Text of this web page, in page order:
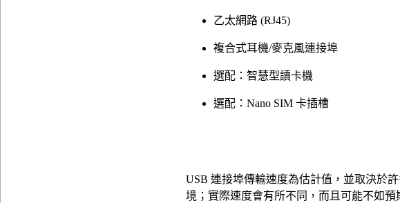
乙太網路 (RJ45)
複合式耳機/麥克風連接埠
選配：智慧型讀卡機
選配：Nano SIM 卡插槽
USB 連接埠傳輸速度為估計值，並取決於
境；實際速度會有所不同，而且可能不如預